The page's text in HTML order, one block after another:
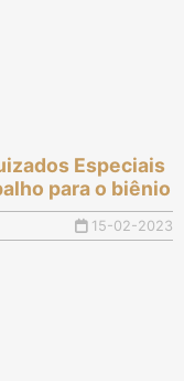
Especiais
para o biênio
15-02-2023